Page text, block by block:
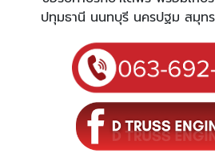
ปทุมธานี นนทบุรี นครปฐม สมุท